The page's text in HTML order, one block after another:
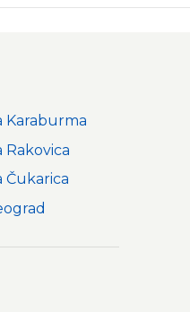
Karaburma
Rakovica
Čukarica